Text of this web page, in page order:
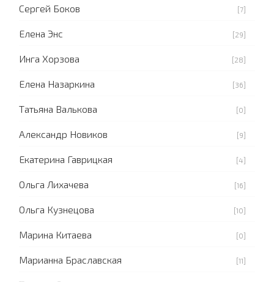
Сергей Боков [7]
Елена Энс [29]
Инга Хорзова [28]
Елена Назаркина [36]
Татьяна Валькова [0]
Александр Новиков [9]
Екатерина Гаврицкая [4]
Ольга Лихачева [16]
Ольга Кузнецова [10]
Марина Китаева [0]
Марианна Браславская [11]